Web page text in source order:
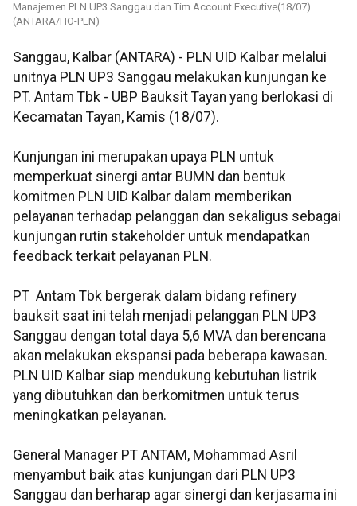
Manajemen PLN UP3 Sanggau dan Tim Account Executive(18/07).
(ANTARA/HO-PLN)
Sanggau, Kalbar (ANTARA) - PLN UID Kalbar melalui
unitnya PLN UP3 Sanggau melakukan kunjungan ke
PT. Antam Tbk - UBP Bauksit Tayan yang berlokasi di
Kecamatan Tayan, Kamis (18/07).
Kunjungan ini merupakan upaya PLN untuk
memperkuat sinergi antar BUMN dan bentuk
komitmen PLN UID Kalbar dalam memberikan
pelayanan terhadap pelanggan dan sekaligus sebagai
kunjungan rutin stakeholder untuk mendapatkan
feedback terkait pelayanan PLN.
PT Antam Tbk bergerak dalam bidang refinery
bauksit saat ini telah menjadi pelanggan PLN UP3
Sanggau dengan total daya 5,6 MVA dan berencana
akan melakukan ekspansi pada beberapa kawasan.
PLN UID Kalbar siap mendukung kebutuhan listrik
yang dibutuhkan dan berkomitmen untuk terus
meningkatkan pelayanan.
General Manager PT ANTAM, Mohammad Asril
menyambut baik atas kunjungan dari PLN UP3
Sanggau dan berharap agar sinergi dan kerjasama ini